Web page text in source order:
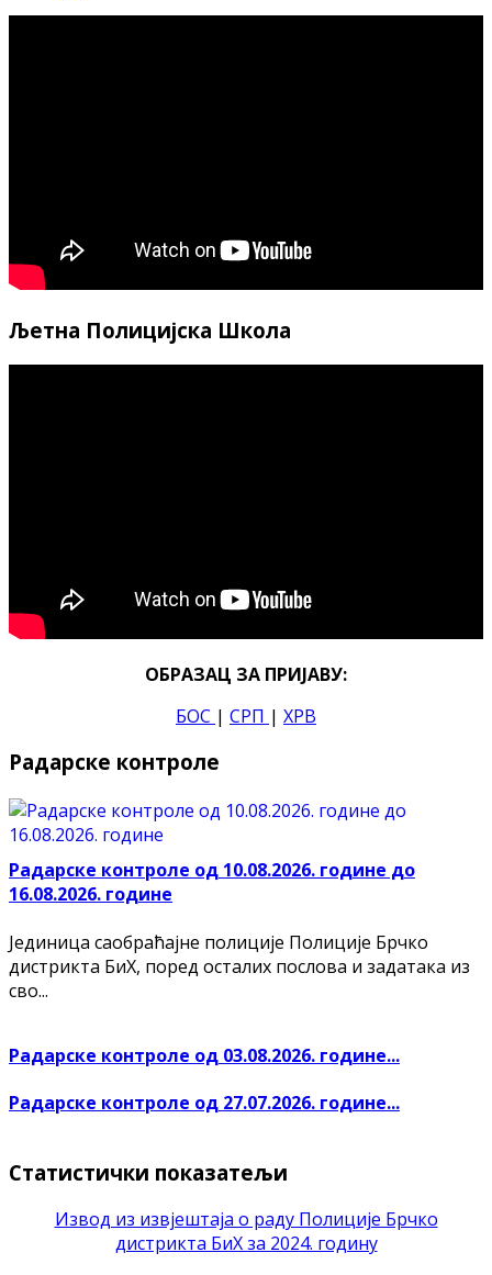
Љетна Полицијска Школа
ОБРАЗАЦ ЗА ПРИЈАВУ:
БОС | СРП | ХРВ
Радарске контроле
Радарске контроле од 10.08.2026. године до
16.08.2026. године
Јединица саобраћајне полиције Полиције Брчко
дистрикта БиХ, поред осталих послова и задатака из
сво...
Радарске контроле од 03.08.2026. године...
Радарске контроле од 27.07.2026. године...
Статистички показатељи
Извод из извјештаја о раду Полиције Брчко
дистрикта БиХ за 2024. годину